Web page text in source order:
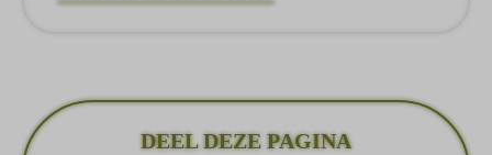
DEEL DEZE PAGINA